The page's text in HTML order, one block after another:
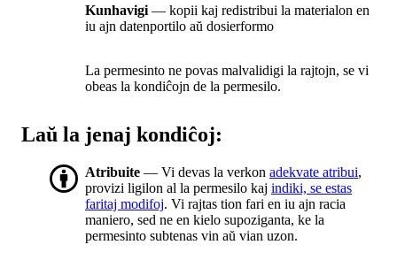
Kunhavigi — kopii kaj redistribui la materialon en
iu ajn datenportilo aŭ dosierformo
La permesinto ne povas malvalidigi la rajtojn, se vi
obeas la kondiĉojn de la permesilo.
Laŭ la jenaj kondiĉoj:
Atribuite — Vi devas la verkon adekvate atribui,
provizi ligilon al la permesilo kaj indiki, se estas
faritaj modifoj. Vi rajtas tion fari en iu ajn racia
maniero, sed ne en kielo supoziganta, ke la
permesinto subtenas vin aŭ vian uzon.